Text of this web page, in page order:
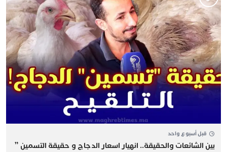
قبل أسبوع واحد
بين الشائعات والحقيقة.. انهيار اسعار الدجاج و حقيقة التسمين ”